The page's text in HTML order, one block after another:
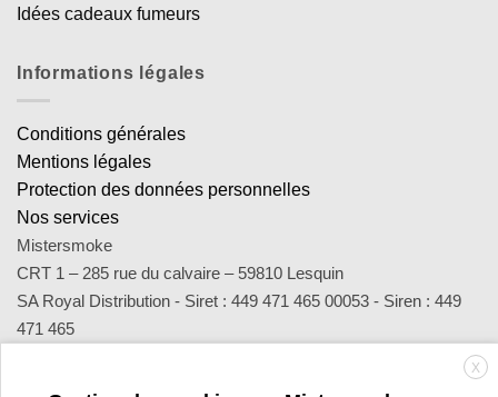
Idées cadeaux fumeurs
Informations légales
Conditions générales
Mentions légales
Protection des données personnelles
Nos services
Mistersmoke
CRT 1 – 285 rue du calvaire – 59810 Lesquin
SA Royal Distribution - Siret : 449 471 465 00053 - Siren : 449
471 465
sav@mistersmoke.com ou par téléphone au 03 20 90 56 55 du
X